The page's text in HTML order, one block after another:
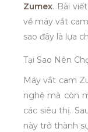
Zumex. Bài
về máy vắt
sao đây là lựa
Tại Sao Nên
Máy vắt cam
nghệ mà còn
các siêu thị.
này trở thành